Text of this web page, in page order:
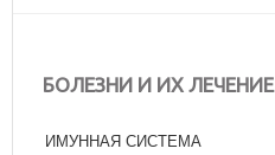
БОЛЕЗНИ И ИХ ЛЕЧЕНИЕ
ИМУННАЯ СИСТЕМА